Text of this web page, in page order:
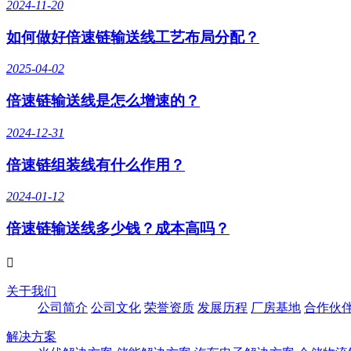
2024-11-20
如何做好倍速链输送线工艺布局分配？
2025-04-02
倍速链输送线是怎么增速的？
2024-12-31
倍速链组装线有什么作用？
2024-01-12
倍速链输送线多少钱？成本高吗？

关于我们
公司简介 公司文化 荣誉资质 发展历程 厂房基地 合作伙
解决方案